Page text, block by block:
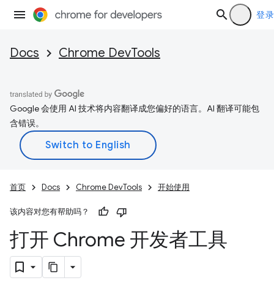
登录
Docs Chrome DevTools
Google 会使用 AI 技术将内容翻译成您偏好的语言。AI 翻译可能包
含错误。
首页 Docs Chrome DevTools 开始使用
该内容对您有帮助吗？
打开 Chrome 开发者工具